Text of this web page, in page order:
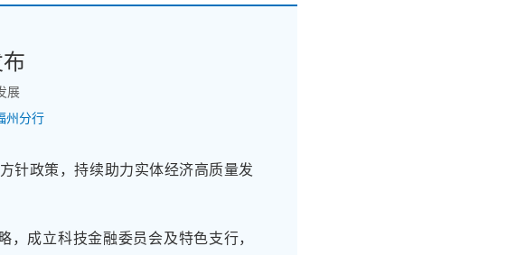
展
州分行
针政策，持续助力实体经济高质量发
成立科技金融委员会及特色支行，